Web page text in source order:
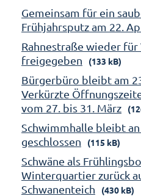
Gemeinsam für ein
Frühjahrsputz am 22.
Rahnestraße wieder für
freigegeben
(133 kB)
Bürgerbüro bleibt am
Verkürzte
vom 27. bis 31. März
Schwimmhalle bleibt
geschlossen
(115 kB)
Schwäne als
Winterquartier zurück
Schwanenteich
(430 kB)